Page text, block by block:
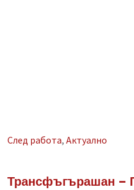
След работа, Aктуално
Трансфъгърашан –